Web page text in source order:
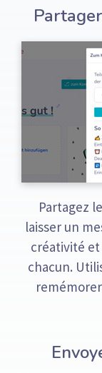
Partagez
laisser un
créativité et
chacun.